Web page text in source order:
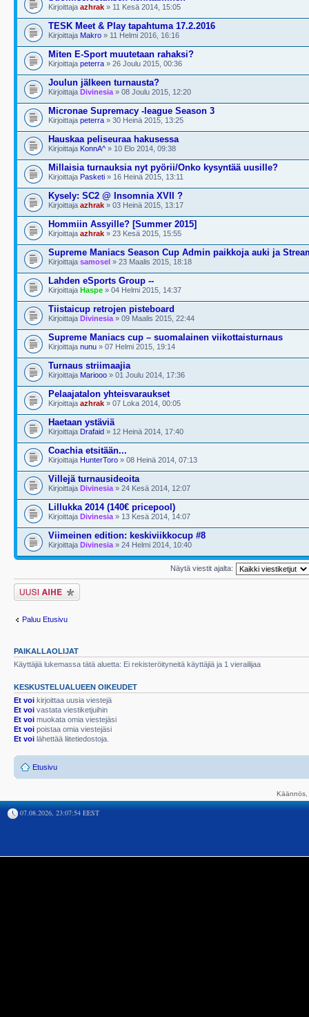
Kirjoittaja azhrak » 11 Kesä 2014, 15:05
TESK Meet & Play tapahtuma 17.2.2016
Kirjoittaja Makro » 11 Helmi 2016, 16:16
Miten E-Sport muutetaan rahaksi?
Kirjoittaja peterra » 26 Joulu 2015, 00:36
Joulun jälkeen turnausta?
Kirjoittaja Divinesia » 08 Joulu 2015, 12:20
Micronae Supremacy -league Season 3
Kirjoittaja peterra » 30 Heinä 2015, 13:25
Hauskaa peliseuraa hakusessa
Kirjoittaja KonnA^ » 10 Elo 2014, 09:38
Millaisia turnauksia nyt pyörii/Onko kysyntää uusille?
Kirjoittaja Pasketi » 16 Heinä 2015, 13:11
Kysely: SC2 @ Insomnia XVII ?
Kirjoittaja azhrak » 03 Heinä 2015, 13:17
Hommiin Assyille? [Summer 2015]
Kirjoittaja azhrak » 23 Kesä 2015, 15:55
Supreme Maniacs Season Cup Admin paikkoja auki ja
Kirjoittaja samosel » 23 Maalis 2015, 18:18
Lahden eSports Group --
Kirjoittaja Haspe » 04 Helmi 2015, 14:37
Tiistaicup retrojen pisteboard
Kirjoittaja Divinesia » 09 Maalis 2015, 22:44
Supreme Maniacs cup – suomalainen viikottaisturnaus
Kirjoittaja nunu » 07 Helmi 2015, 19:14
Turnaus striimaajia
Kirjoittaja Mariooo » 01 Joulu 2014, 17:36
Pelaajatalon yhteisvaraukset
Kirjoittaja azhrak » 07 Loka 2014, 00:05
Haetaan ystäviä
Kirjoittaja Drafaid » 12 Heinä 2014, 17:40
Coachia etsitään...
Kirjoittaja HunterToro » 08 Heinä 2014, 07:13
Villejä turnausideoita
Kirjoittaja Divinesia » 24 Kesä 2014, 12:07
Lillukka 2014 (140€ pricepool)
Kirjoittaja Divinesia » 13 Kesä 2014, 14:07
Viimeinen edition: keskiviikkocup #8
Kirjoittaja Divinesia » 24 Helmi 2014, 10:40
Näytä viestit ajalta:
Lähetä uusi viesti
Paluu Etusivu
PAIKALLAOLIJAT
Käyttäjiä lukemassa tätä aluetta: Ei rekisteröityneitä käyttäjiä ja 1 vierailijaa
KESKUSTELUALUEEN OIKEUDET
Et voi kirjoittaa uusia viestejä
Et voi vastata viestiketjuihin
Et voi muokata omia viestejäsi
Et voi poistaa omia viestejäsi
Et voi lähettää liitetiedostoja.
Etusivu
07.08.2026, 23:07:54 EEST